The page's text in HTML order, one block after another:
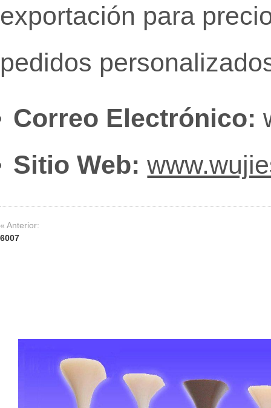
exportación para
pedidos
Correo Electrónico:
Sitio Web:
« Anterior:
6007